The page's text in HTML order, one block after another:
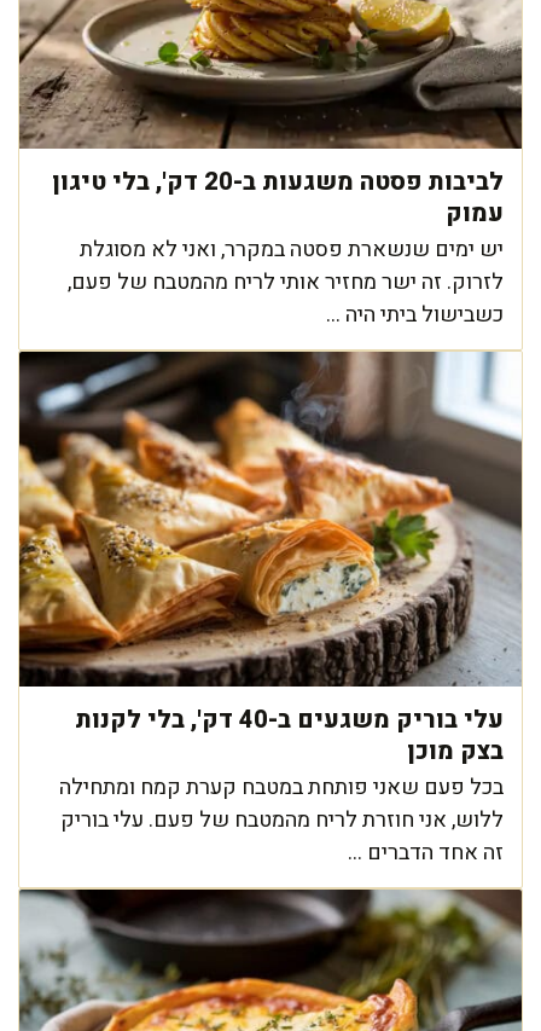
לביבות פסטה משגעות ב-20 דק', בלי טיגון
עמוק
יש ימים שנשארת פסטה במקרר, ואני לא מסוגלת
לזרוק. זה ישר מחזיר אותי לריח מהמטבח של פעם,
כשבישול ביתי היה ...
עלי בוריק משגעים ב-40 דק', בלי לקנות
בצק מוכן
בכל פעם שאני פותחת במטבח קערת קמח ומתחילה
ללוש, אני חוזרת לריח מהמטבח של פעם. עלי בוריק
זה אחד הדברים ...